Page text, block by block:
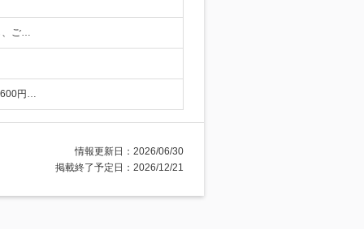
、ご…
円…
情報更新日：2026/06/30
掲載終了予定日：2026/12/21